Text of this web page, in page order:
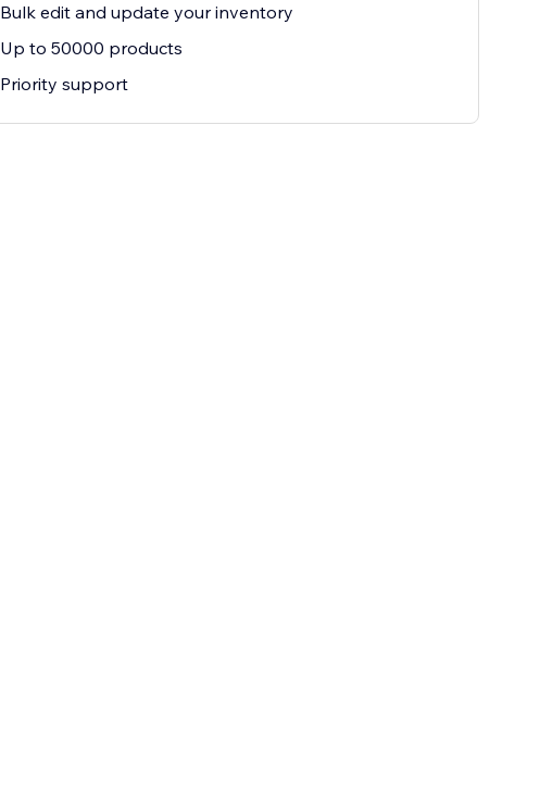
Bulk edit and update your inventory
Up to 50000 products
Priority support